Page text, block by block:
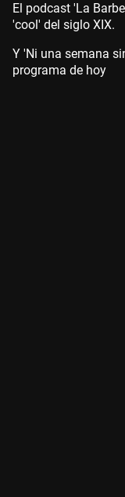
El podcast 'La
'cool' del siglo XIX.
Y 'Ni una semana
programa de hoy